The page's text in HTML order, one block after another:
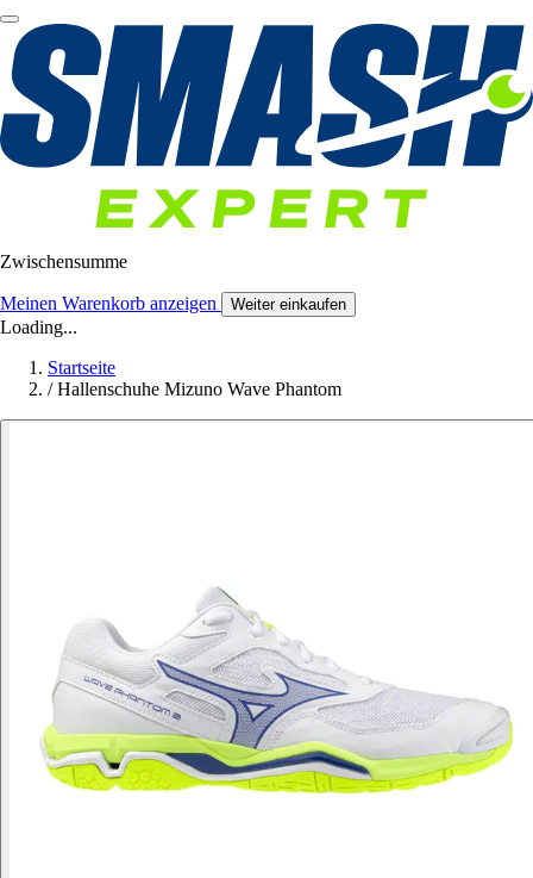
Zwischensumme
Meinen Warenkorb anzeigen Weiter einkaufen
Loading...
Startseite
/ Hallenschuhe Mizuno Wave Phantom